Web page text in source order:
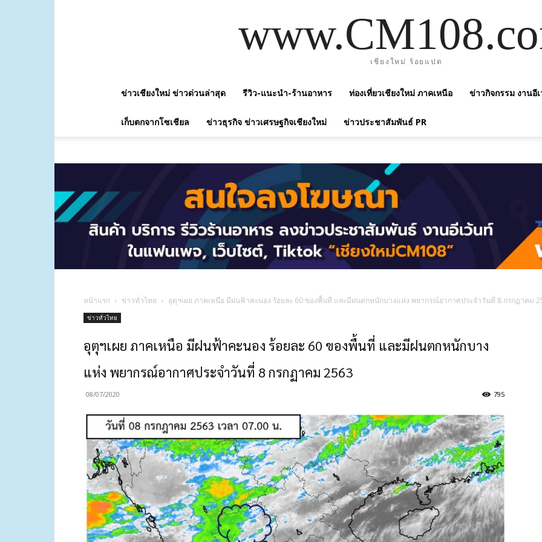
เชียงใหม่ ร้อยแปด
ข่าวเชียงใหม่ ข่าวด่วนล่าสุด รีวิว-แนะนำ-ร้านอาหาร ท่องเที่ยวเชียงใหม่ ภาคเหนือ ข่าวกิจกรรม งานอี
เก็บตกจากโซเชียล ข่าวธุรกิจ ข่าวเศรษฐกิจเชียงใหม่ ข่าวประชาสัมพันธ์ PR
หน้าแรก ข่าวทั่วไทย อุตุฯเผย ภาคเหนือ มีฝนฟ้าคะนอง ร้อยละ 60 ของพื้นที่ และมีฝนตกหนักบางแห่ง พยากรณ์อากาศประจำวันที่ 8 กรกฏาคม
ข่าวทั่วไทย
อุตุฯเผย ภาคเหนือ มีฝนฟ้าคะนอง ร้อยละ 60 ของพื้นที่ และมีฝนตกหนักบาง
แห่ง พยากรณ์อากาศประจำวันที่ 8 กรกฏาคม 2563
08/07/2020 795